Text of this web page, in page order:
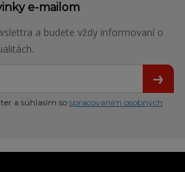
e-mailom
a budete vždy informovaní o
a súhlasím sospracovaním osobných